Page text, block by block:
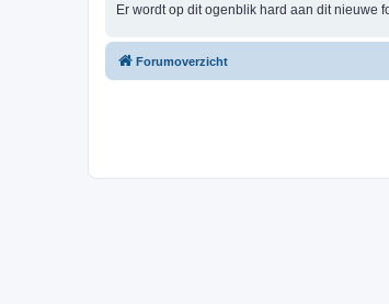
Er wordt op dit ogenblik hard aan dit nieuwe
Forumoverzicht